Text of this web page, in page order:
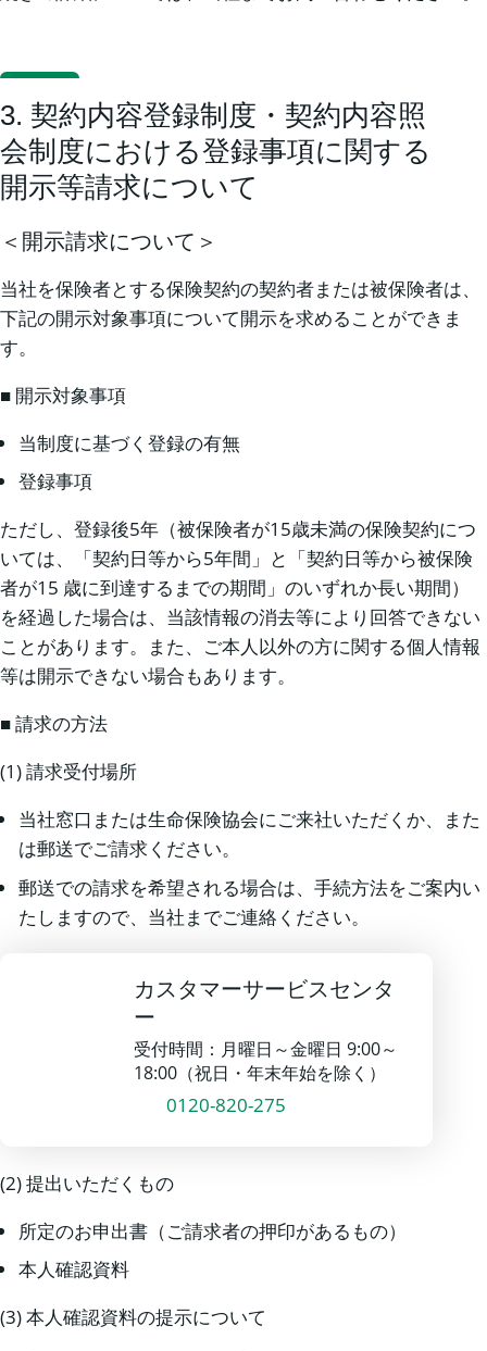
3. 契約内容登録制度・契約内容照
会制度における登録事項に関する
開示等請求について
＜開示請求について＞
当社を保険者とする保険契約の契約者または被保険者は、
下記の開示対象事項について開示を求めることができま
す。
■ 開示対象事項
当制度に基づく登録の有無
登録事項
ただし、登録後5年（被保険者が15歳未満の保険契約につ
いては、「契約日等から5年間」と「契約日等から被保険
者が15 歳に到達するまでの期間」のいずれか長い期間）
を経過した場合は、当該情報の消去等により回答できない
ことがあります。また、ご本人以外の方に関する個人情報
等は開示できない場合もあります。
■ 請求の方法
(1) 請求受付場所
当社窓口または生命保険協会にご来社いただくか、また
は郵送でご請求ください。
郵送での請求を希望される場合は、手続方法をご案内い
たしますので、当社までご連絡ください。
カスタマーサービスセンタ
ー
受付時間：月曜日～金曜日 9:00～
18:00（祝日・年末年始を除く）
0120-820-275
(2) 提出いただくもの
所定のお申出書（ご請求者の押印があるもの）
本人確認資料
(3) 本人確認資料の提示について